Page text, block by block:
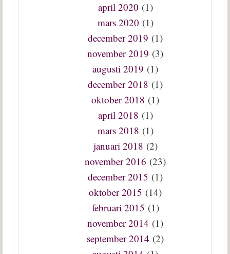
april 2020 (1)
mars 2020 (1)
december 2019 (1)
november 2019 (3)
augusti 2019 (1)
december 2018 (1)
oktober 2018 (1)
april 2018 (1)
mars 2018 (1)
januari 2018 (2)
november 2016 (23)
december 2015 (1)
oktober 2015 (14)
februari 2015 (1)
november 2014 (1)
september 2014 (2)